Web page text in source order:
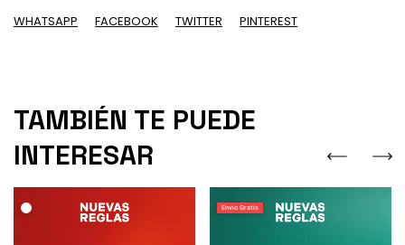
WHATSAPP FACEBOOK TWITTER PINTEREST
TAMBIÉN TE PUEDE
INTERESAR
Envio Gratis